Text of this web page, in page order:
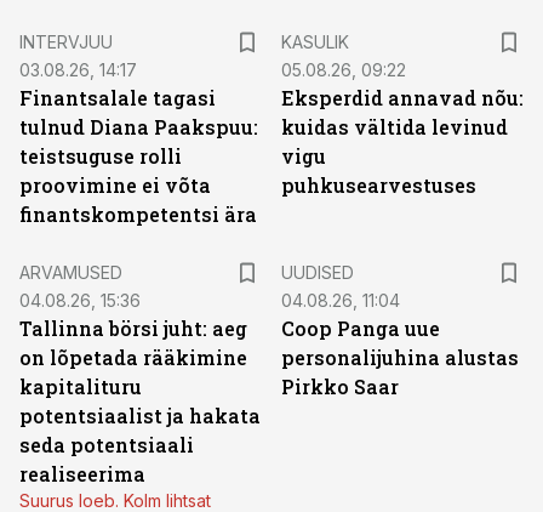
INTERVJUU
03.08.26, 14:17
Finantsalale tagasi
tulnud Diana Paakspuu:
teistsuguse rolli
proovimine ei võta
finantskompetentsi ära
KASULIK
05.08.26, 09:22
Eksperdid annavad nõu:
kuidas vältida levinud
vigu
puhkusearvestuses
ARVAMUSED
04.08.26, 15:36
Tallinna börsi juht: aeg
on lõpetada rääkimine
kapitalituru
potentsiaalist ja hakata
seda potentsiaali
realiseerima
Suurus loeb. Kolm lihtsat
UUDISED
04.08.26, 11:04
Coop Panga uue
personalijuhina alustas
Pirkko Saar